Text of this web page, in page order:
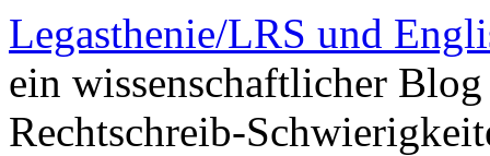
Legasthenie/LRS und
ein wissenschaftlicher
Rechtschreib-